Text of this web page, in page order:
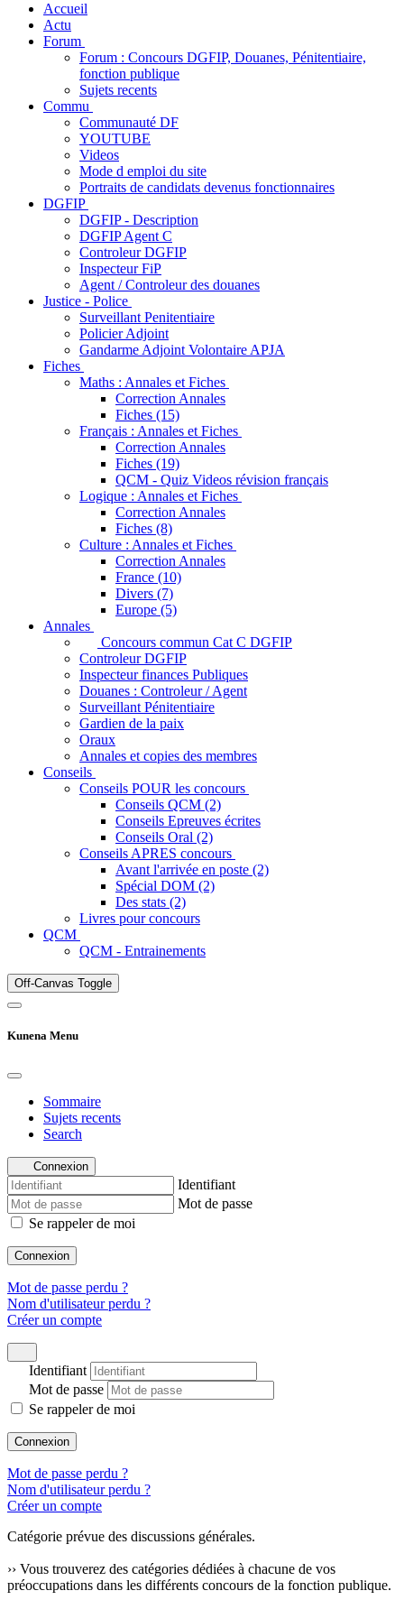
Accueil
Actu
Forum
Forum : Concours DGFIP, Douanes, Pénitentiaire,
fonction publique
Sujets recents
Commu
Communauté DF
YOUTUBE
Videos
Mode d emploi du site
Portraits de candidats devenus fonctionnaires
DGFIP
DGFIP - Description
DGFIP Agent C
Controleur DGFIP
Inspecteur FiP
Agent / Controleur des douanes
Justice - Police
Surveillant Penitentiaire
Policier Adjoint
Gandarme Adjoint Volontaire APJA
Fiches
Maths : Annales et Fiches
Correction Annales
Fiches (15)
Français : Annales et Fiches
Correction Annales
Fiches (19)
QCM - Quiz Videos révision français
Logique : Annales et Fiches
Correction Annales
Fiches (8)
Culture : Annales et Fiches
Correction Annales
France (10)
Divers (7)
Europe (5)
Annales
Concours commun Cat C DGFIP
Controleur DGFIP
Inspecteur finances Publiques
Douanes : Controleur / Agent
Surveillant Pénitentiaire
Gardien de la paix
Oraux
Annales et copies des membres
Conseils
Conseils POUR les concours
Conseils QCM (2)
Conseils Epreuves écrites
Conseils Oral (2)
Conseils APRES concours
Avant l'arrivée en poste (2)
Spécial DOM (2)
Des stats (2)
Livres pour concours
QCM
QCM - Entrainements
Off-Canvas Toggle
Kunena Menu
Sommaire
Sujets recents
Search
Connexion
Identifiant
Mot de passe
Se rappeler de moi
Connexion
Mot de passe perdu ?
Nom d'utilisateur perdu ?
Créer un compte
Identifiant
Mot de passe
Se rappeler de moi
Connexion
Mot de passe perdu ?
Nom d'utilisateur perdu ?
Créer un compte
Catégorie prévue des discussions générales.
›› Vous trouverez des catégories dédiées à chacune de vos
préoccupations dans les différents concours de la fonction publique.